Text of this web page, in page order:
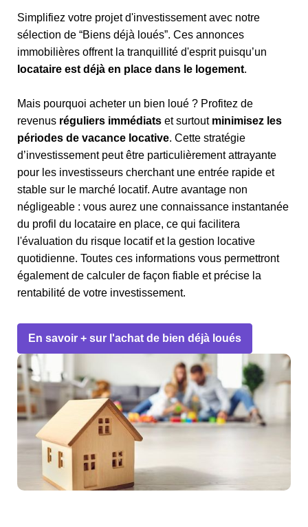
Simplifiez votre projet d'investissement avec notre
sélection de “Biens déjà loués”. Ces annonces
immobilières offrent la tranquillité d'esprit puisqu’un
locataire est déjà en place dans le logement.
Mais pourquoi acheter un bien loué ? Profitez de
revenus réguliers immédiats et surtout minimisez les
périodes de vacance locative. Cette stratégie
d’investissement peut être particulièrement attrayante
pour les investisseurs cherchant une entrée rapide et
stable sur le marché locatif. Autre avantage non
négligeable : vous aurez une connaissance instantanée
du profil du locataire en place, ce qui facilitera
l'évaluation du risque locatif et la gestion locative
quotidienne. Toutes ces informations vous permettront
également de calculer de façon fiable et précise la
rentabilité de votre investissement.
En savoir + sur l'achat de bien déjà loués